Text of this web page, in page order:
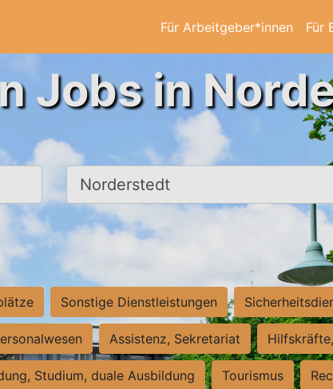
Für Arbeitgeber*innen Für
Jobs in
Ort, Stadt
Sonstige Dienstleistungen
Assistenz, Sekretariat
Studium, duale Ausbildung Tourismus